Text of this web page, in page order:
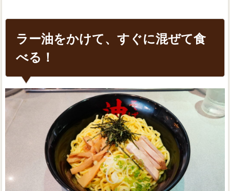
ラー油をかけて、すぐに混ぜて食
べる！